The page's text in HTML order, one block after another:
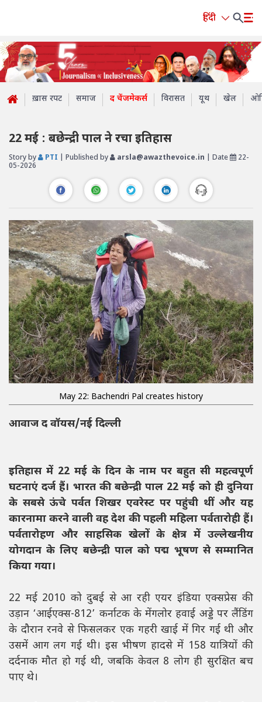
हिंदी
ख़ास रपट समाज द चेंजमेकर्स विरासत यूथ खेल
22 मई : बछेन्द्री पाल ने रचा इतिहास
Story by PTI | Published by arsla@awazthevoice.in | Date
22-
05-2026
May 22: Bachendri Pal creates history
आवाज द वॉयस/नई दिल्ली
इतिहास में 22 मई के दिन के नाम पर बहुत सी महत्वपूर्ण
घटनाएं दर्ज हैं। भारत की बछेन्द्री पाल 22 मई को ही दुनिया
के सबसे ऊंचे पर्वत शिखर एवरेस्ट पर पहुंची थीं और यह
कारनामा करने वाली वह देश की पहली महिला पर्वतारोही हैं।
पर्वतारोहण और साहसिक खेलों के क्षेत्र में उल्लेखनीय
योगदान के लिए बछेन्द्री पाल को पद्म भूषण से सम्मानित
किया गया।
22 मई 2010 को दुबई से आ रही एयर इंडिया एक्सप्रेस की
उड़ान ‘आईएक्स-812’ कर्नाटक के मेंगलोर हवाई अड्डे पर लैंडिंग
के दौरान रनवे से फिसलकर एक गहरी खाई में गिर गई थी और
उसमें आग लग गई थी। इस भीषण हादसे में 158 यात्रियों की
दर्दनाक मौत हो गई थी, जबकि केवल 8 लोग ही सुरक्षित बच
पाए थे।